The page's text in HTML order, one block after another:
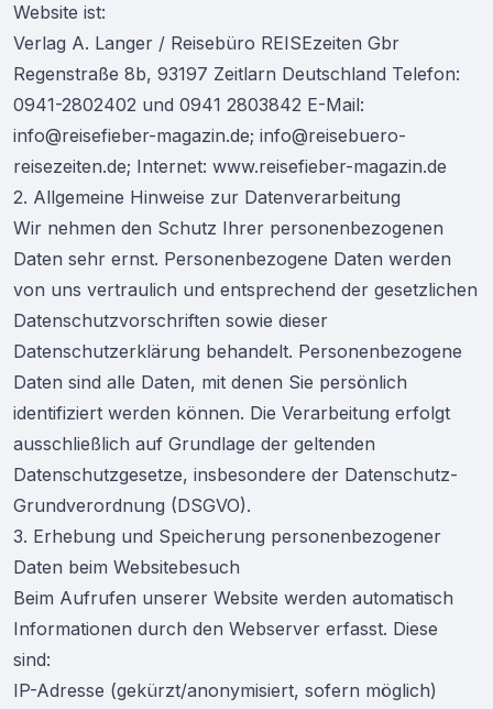
Website ist:
Verlag A. Langer / Reisebüro REISEzeiten Gbr
Regenstraße 8b, 93197 Zeitlarn Deutschland Telefon:
0941-2802402 und 0941 2803842 E-Mail:
info@reisefieber-magazin.de; info@reisebuero-
reisezeiten.de; Internet: www.reisefieber-magazin.de
2. Allgemeine Hinweise zur Datenverarbeitung
Wir nehmen den Schutz Ihrer personenbezogenen
Daten sehr ernst. Personenbezogene Daten werden
von uns vertraulich und entsprechend der gesetzlichen
Datenschutzvorschriften sowie dieser
Datenschutzerklärung behandelt. Personenbezogene
Daten sind alle Daten, mit denen Sie persönlich
identifiziert werden können. Die Verarbeitung erfolgt
ausschließlich auf Grundlage der geltenden
Datenschutzgesetze, insbesondere der Datenschutz-
Grundverordnung (DSGVO).
3. Erhebung und Speicherung personenbezogener
Daten beim Websitebesuch
Beim Aufrufen unserer Website werden automatisch
Informationen durch den Webserver erfasst. Diese
sind:
IP-Adresse (gekürzt/anonymisiert, sofern möglich)